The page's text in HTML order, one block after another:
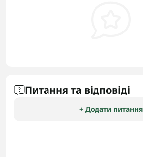
Питання та відповіді
+ Додати питання